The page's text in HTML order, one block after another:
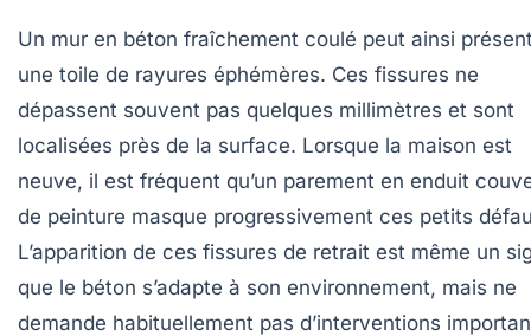
Un mur en béton fraîchement coulé peut ainsi
une toile de rayures éphémères. Ces fissures ne
dépassent souvent pas quelques millimètres et sont
localisées près de la surface. Lorsque la maison est
neuve, il est fréquent qu’un parement en enduit
de peinture masque progressivement ces petits
L’apparition de ces fissures de retrait est même un
que le béton s’adapte à son environnement, mais ne
demande habituellement pas d’interventions